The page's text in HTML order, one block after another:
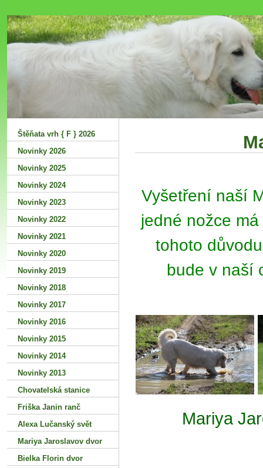
Šťastná
Vyšetření naší
jedné nožce
tohoto
bude v naší
Mariya
Štěňata vrh { F } 2026
Novinky 2026
Novinky 2025
Novinky 2024
Novinky 2023
Novinky 2022
Novinky 2021
Novinky 2020
Novinky 2019
Novinky 2018
Novinky 2017
Novinky 2016
Novinky 2015
Novinky 2014
Novinky 2013
Chovatelská stanice
Friška Janin ranč
Alexa Lučanský svět
Mariya Jaroslavov dvor
Bielka Florin dvor